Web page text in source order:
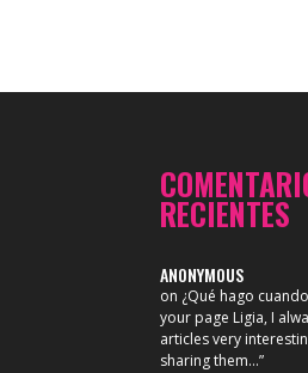
RECIENTES
ANONYMOUS
on ¿Qué hago cuando
your page Ligia, I
articles very
sharing them…”